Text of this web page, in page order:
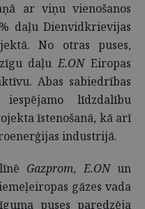
ar viņu vienošanos
daļu Dienvidkrievijas
No otras puses,
daļuE.ONEiropas
Abas sabiedrības
līdzdalību
īstenošanā, kā arī
industrijā.
Gazprom, E.ONun
gāzes vada
puses paredzēja